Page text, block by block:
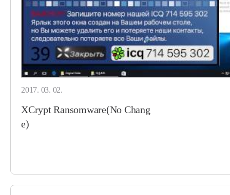
2017. 03. 02.
XCrypt Ransomware(No Chang
e)